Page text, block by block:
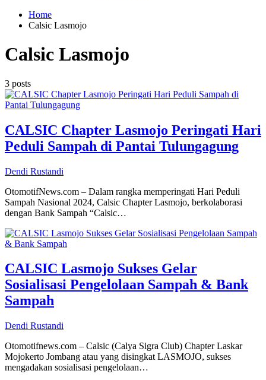
Home
Calsic Lasmojo
Calsic Lasmojo
3 posts
CALSIC Chapter Lasmojo Peringati Hari
Peduli Sampah di Pantai Tulungagung
Dendi Rustandi
OtomotifNews.com – Dalam rangka memperingati Hari Peduli
Sampah Nasional 2024, Calsic Chapter Lasmojo, berkolaborasi
dengan Bank Sampah “Calsic…
CALSIC Lasmojo Sukses Gelar
Sosialisasi Pengelolaan Sampah & Bank
Sampah
Dendi Rustandi
Otomotifnews.com – Calsic (Calya Sigra Club) Chapter Laskar
Mojokerto Jombang atau yang disingkat LASMOJO, sukses
mengadakan sosialisasi pengelolaan…